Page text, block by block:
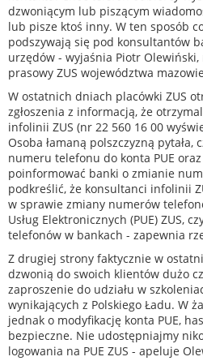
dzwoniącym lub piszącym
lub pisze ktoś inny. W ten sposób
podszywają się pod konsultantów
urzędów - wyjaśnia Piotr
prasowy ZUS województwa
W ostatnich dniach placówki ZUS
zgłoszenia z informacją, że
infolinii ZUS (nr 22 560 16 00
Osoba łamaną polszczyzną
numeru telefonu do konta PUE
poinformować banki o zmianie
podkreślić, że konsultanci infolinii
w sprawie zmiany numerów
Usług Elektronicznych (PUE) ZUS,
telefonów w bankach - zapewnia
Z drugiej strony faktycznie w
dzwonią do swoich klientów dużo
zaproszenie do udziału w
wynikających z Polskiego Ładu. W
jednak o modyfikację konta PUE,
bezpieczne. Nie udostępniajmy
logowania na PUE ZUS - apeluje